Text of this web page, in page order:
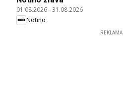
01.08.2026-31.08.2026
Notino
REKLAMA